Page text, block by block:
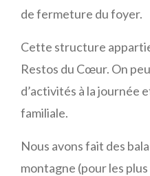
de fermeture du foyer.
Cette structure
Restos du Cœur. On
d’activités à la journée
familiale.
Nous avons fait des
montagne (pour les